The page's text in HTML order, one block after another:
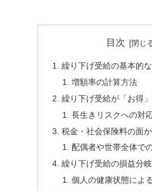
目次
繰り下げ受給の基本的
増額率の計算方法
繰り下げ受給が「お得
長生きリスクへの対
税金・社会保険料の面
配偶者や世帯全体で
繰り下げ受給の損益分
個人の健康状態によ